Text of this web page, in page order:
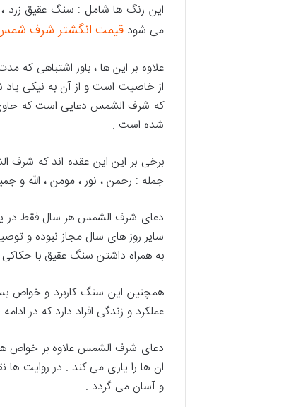
این رنگ ها شامل : سنگ عقیق زرد ،
می شودقیمت انگشتر شرف
علاوه بر این ها ، باور اشتباهی
از خاصیت است و از آن به نیکی یاد
که شرف الشمس دعایی است که حاوی
شده است .
جمله : رحمن ، نور ، مومن ، الله
سایر روز های سال مجاز نبوده و
به همراه داشتن سنگ عقیق با
همچنین این سنگ کاربرد و خواص
عملکرد و زندگی افراد دارد که در
دعای شرف الشمس علاوه بر خواص
ان ها را یاری می کند . در روایت ها
و آسان می گردد .